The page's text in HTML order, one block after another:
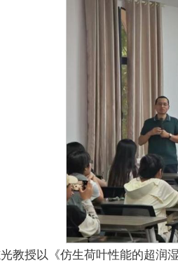
教授以《仿生荷叶性能的超润